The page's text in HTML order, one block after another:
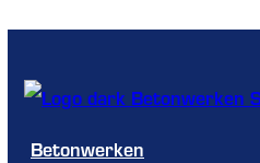
Betonwerken